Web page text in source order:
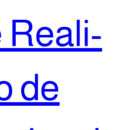
Rea­li­
de